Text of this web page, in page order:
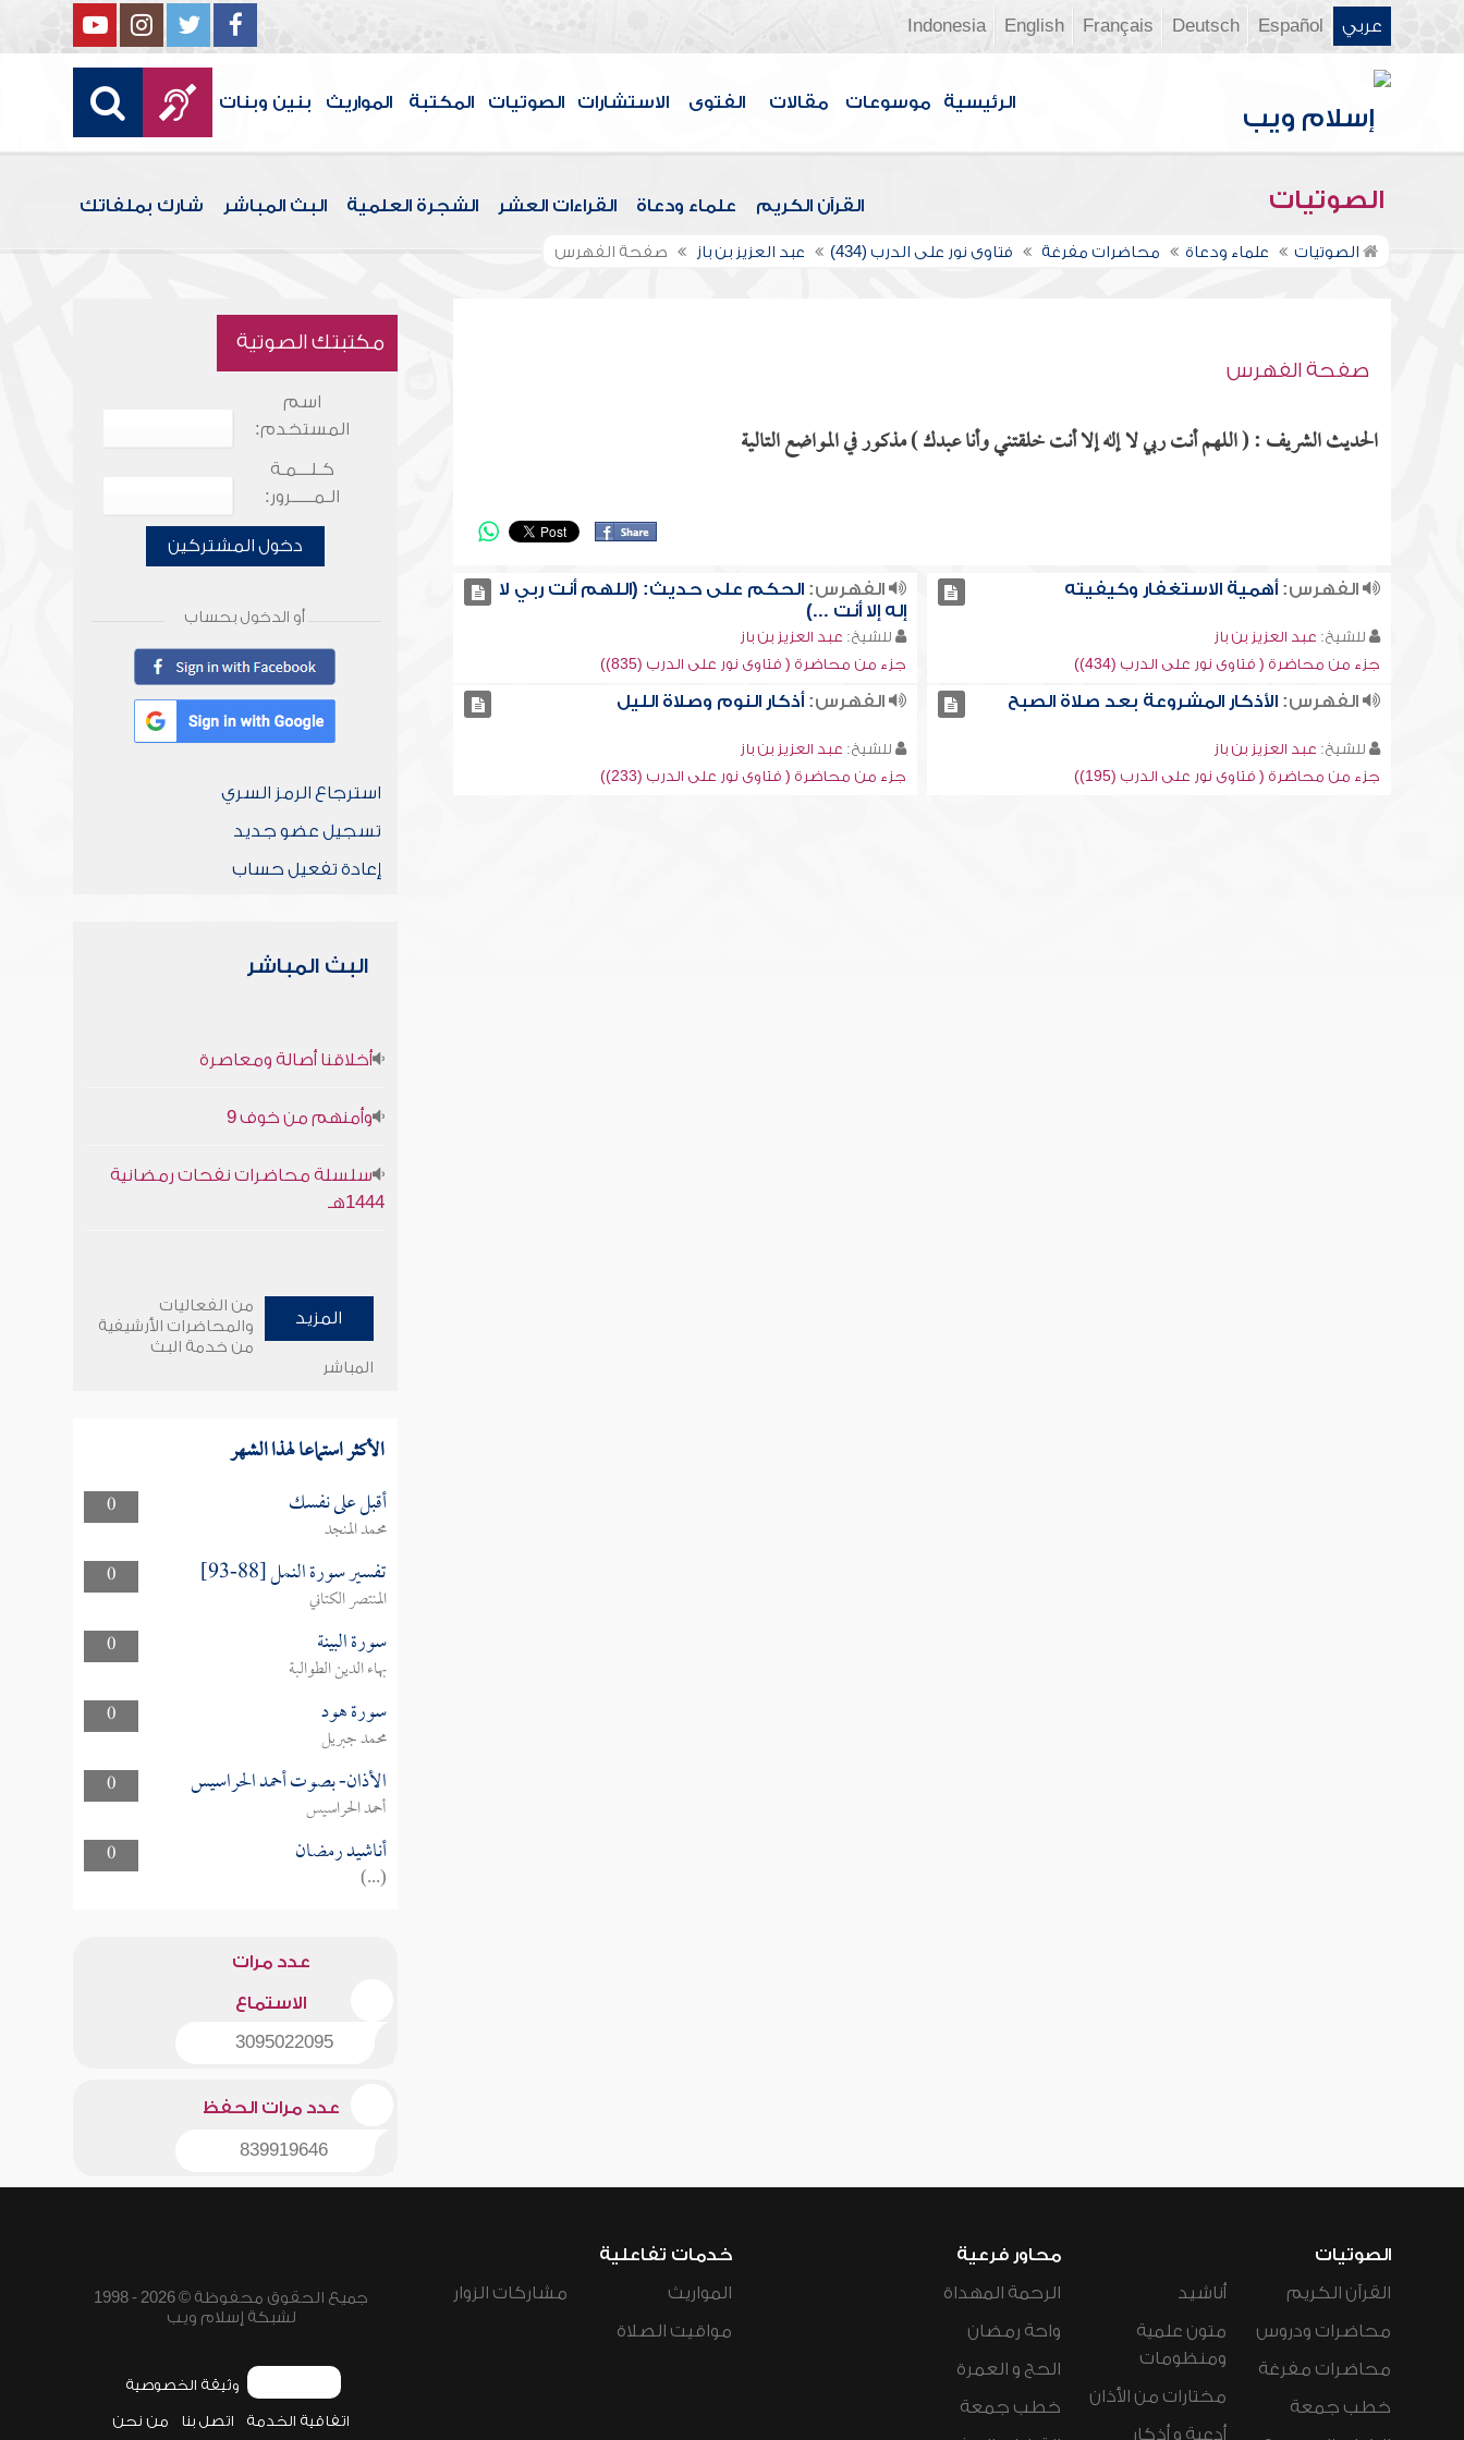
عربي Español
Deutsch
Français
English
Indonesia
الرئيسية موسوعات مقالات الفتوى الاستشارات الصوتيات المكتبة المواريث بنين وبنات
الصوتيات القرآن الكريم علماء ودعاة القراءات العشر الشجرة العلمية البث المباشر شارك بملفاتك
الصوتيات علماء ودعاة محاضرات مفرغة فتاوى نور على الدرب (434) عبد العزيز بن باز صفحة الفهرس
صفحة الفهرس
الحديث الشريف : ( اللهم أنت ربي لا إله إلا أنت خلقتني وأنا عبدك ) مذكور في المواضع التالية
الفهرس:أهمية الاستغفار وكيفيته
للشيخ: عبد العزيز بن باز
جزء من محاضرة ( فتاوى نور على الدرب (434))
الفهرس: الحكم على حديث: (اللهم أنت ربي لا
إله إلا أنت ...)
للشيخ: عبد العزيز بن باز
جزء من محاضرة ( فتاوى نور على الدرب (835))
الفهرس:الأذكار المشروعة بعد صلاة الصبح
للشيخ: عبد العزيز بن باز
جزء من محاضرة ( فتاوى نور على الدرب (195))
الفهرس: أذكار النوم وصلاة الليل
للشيخ: عبد العزيز بن باز
جزء من محاضرة ( فتاوى نور على الدرب (233))
مكتبتك الصوتية
اسم
المستخدم:
كـلـــمـة
الـمـــــرور:
دخول المشتركين
أو الدخول بحساب
استرجاع الرمز السري
تسجيل عضو جديد
إعادة تفعيل حساب
البث المباشر
أخلاقنا أصالة ومعاصرة
وأمنهم من خوف 9
سلسلة محاضرات نفحات رمضانية
1444هـ
المزيد
من الفعاليات
والمحاضرات الأرشيفية
من خدمة البث
المباشر
الأكثر استماعا لهذا الشهر
0 أقبل على نفسك
محمد المنجد
0
تفسير سورة النمل [88-93]
المنتصر الكتاني
0
سورة البينة
بهاء الدين الطوالبة
0
سورة هود
محمد جبريل
0
الأذان- بصوت أحمد الحراسيس
أحمد الحراسيس
0
أناشيد رمضان
(...)
عدد مرات
الاستماع
3095022095
عدد مرات الحفظ
839919646
الصوتيات
القرآن الكريم
محاضرات ودروس
محاضرات مفرغة
خطب جمعة
أناشيد
متون علمية
ومنظومات
مختارات من الأذان
أدعية و أذكار
محاور فرعية
الرحمة المهداة
واحة رمضان
الحج و العمرة
خطب جمعة
خدمات تفاعلية
المواريث
مواقيت الصلاة
مشاركات الزوار
جميع الحقوق محفوظة © 2026 - 1998
لشبكة إسلام ويب
وثيقة الخصوصية
اتفاقية الخدمة اتصل بنا من نحن